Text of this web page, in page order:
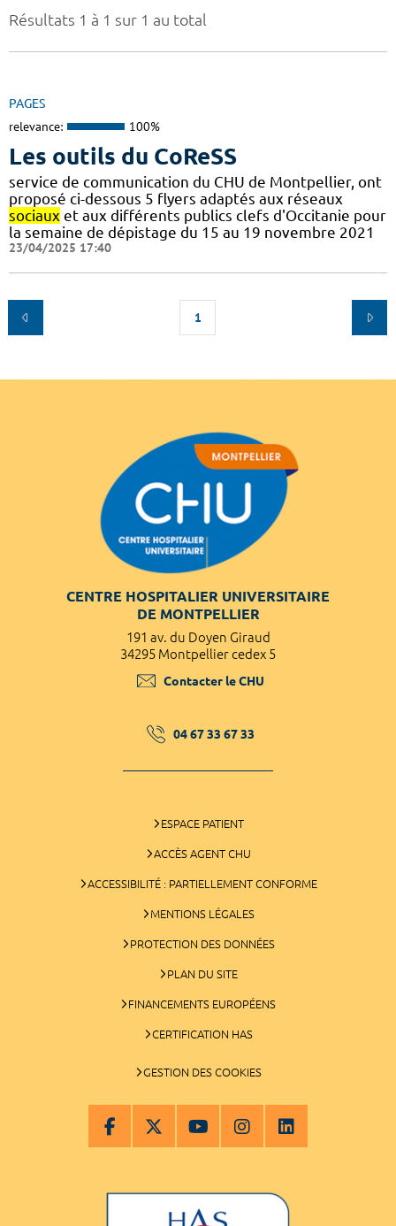
Résultats 1 à 1 sur 1 au total
PAGES
relevance: 100%
Les outils du CoReSS
service de communication du CHU de Montpellier, ont
proposé ci-dessous 5 flyers adaptés aux réseaux
sociaux et aux différents publics clefs d'Occitanie pour
la semaine de dépistage du 15 au 19 novembre 2021
23/04/2025 17:40
1
CENTRE HOSPITALIER UNIVERSITAIRE
DE MONTPELLIER
191 av. du Doyen Giraud
34295 Montpellier cedex 5
Contacter le CHU
04 67 33 67 33
ESPACE PATIENT
ACCÈS AGENT CHU
ACCESSIBILITÉ : PARTIELLEMENT CONFORME
MENTIONS LÉGALES
PROTECTION DES DONNÉES
PLAN DU SITE
FINANCEMENTS EUROPÉENS
CERTIFICATION HAS
GESTION DES COOKIES